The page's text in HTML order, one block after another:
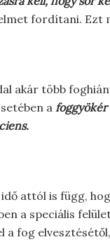
fordítani. Ezt
akár több
afoggyökér
attól is függ,
a speciális
a fog